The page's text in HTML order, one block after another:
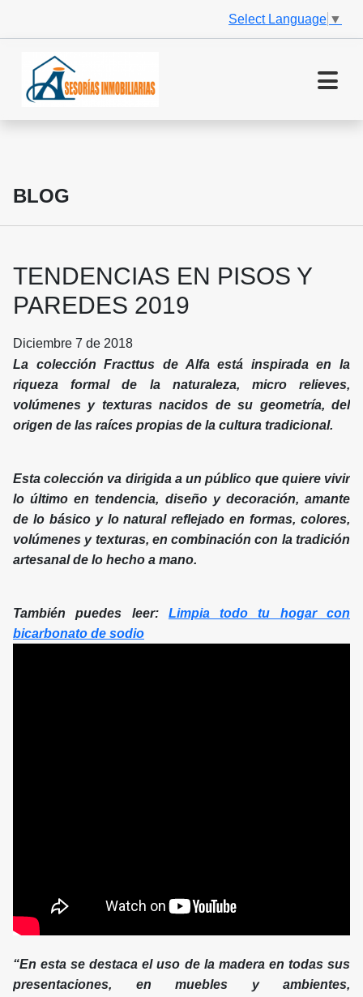
Select Language ▼
BLOG
TENDENCIAS EN PISOS Y
PAREDES 2019
Diciembre 7 de 2018
La colección Fracttus de Alfa está inspirada en la
riqueza formal de la naturaleza, micro relieves,
volúmenes y texturas nacidos de su geometría, del
origen de las raíces propias de la cultura tradicional.
Esta colección va dirigida a un público que quiere vivir
lo último en tendencia, diseño y decoración, amante
de lo básico y lo natural reflejado en formas, colores,
volúmenes y texturas, en combinación con la tradición
artesanal de lo hecho a mano.
También puedes leer: Limpia todo tu hogar con
bicarbonato de sodio
“En esta se destaca el uso de la madera en todas sus
presentaciones, en muebles y ambientes,